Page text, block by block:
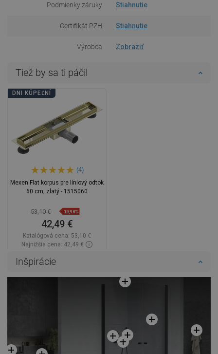
Podmienky záruky Stiahnutie
Certifikát PZH Stiahnutie
Výrobca Zobraziť
Tiež by sa ti páčil
DNI KÚPEĽNÍ
(4)
Mexen Flat korpus pre líniový odtok
60 cm, zlatý - 1515060
53,10 € -19,98%
42,49 €
Katalógová cena: 53,10 €
Najnižšia cena: 42,49 €
Inšpirácie